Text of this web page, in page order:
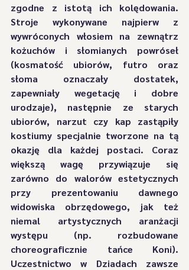
zgodne z istotą ich kolędowania.
Stroje wykonywane najpierw z
wywróconych włosiem na zewnątrz
kożuchów i słomianych powróseł
(kosmatość ubiorów, futro oraz
słoma oznaczały dostatek,
zapewniały wegetację i dobre
urodzaje), następnie ze starych
ubiorów, narzut czy kap zastąpiły
kostiumy specjalnie tworzone na tą
okazję dla każdej postaci. Coraz
większą wagę przywiązuje się
zarówno do walorów estetycznych
przy prezentowaniu dawnego
widowiska obrzędowego, jak też
niemal artystycznych aranżacji
występu (np. rozbudowane
choreograficznie tańce Koni).
Uczestnictwo w Dziadach zawsze